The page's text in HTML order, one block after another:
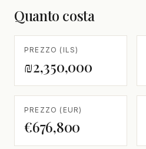
Quanto costa
PREZZO (ILS)
₪2,350,000
PREZZO (EUR)
€676,800